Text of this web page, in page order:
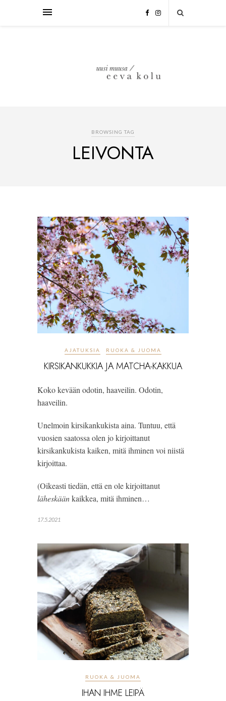
BROWSING TAG
LEIVONTA
AJATUKSIA RUOKA & JUOMA
KIRSIKANKUKKIA JA MATCHA-KAKKUA
Koko kevään odotin, haaveilin. Odotin,
haaveilin.
Unelmoin kirsikankukista aina. Tuntuu, että
vuosien saatossa olen jo kirjoittanut
kirsikankukista kaiken, mitä ihminen voi niistä
kirjoittaa.
(Oikeasti tiedän, että en ole kirjoittanut
läheskäänkaikkea, mitä ihminen…
17.5.2021
RUOKA & JUOMA
IHAN IHME LEIPÄ